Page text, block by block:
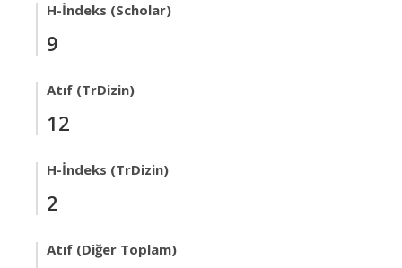
H-İndeks (Scholar)
9
Atıf (TrDizin)
12
H-İndeks (TrDizin)
2
Atıf (Diğer Toplam)